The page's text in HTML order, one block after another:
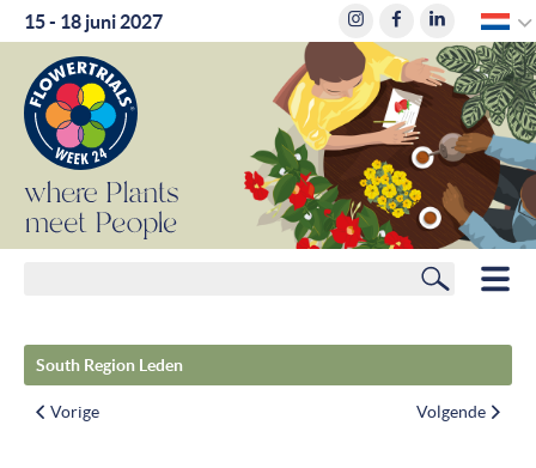
15 - 18 juni 2027
LEDEN
where
Plants
meet
People
where
Plants
meet
People
South Region Leden
Vorige Volgende